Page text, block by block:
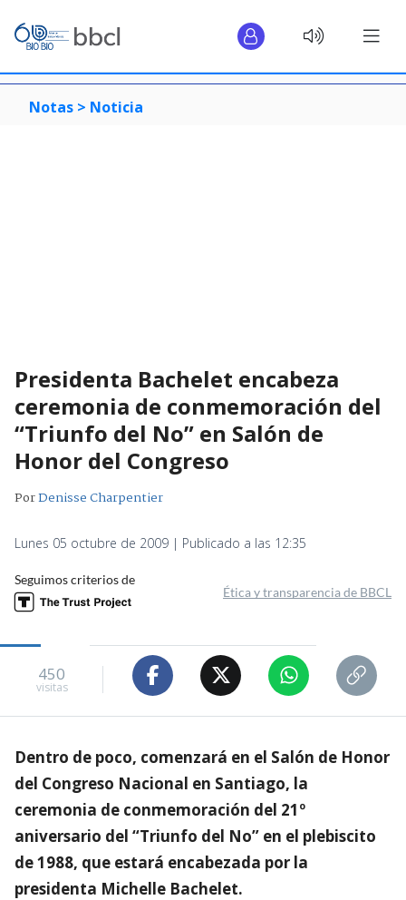
Notas > Noticia
Presidenta Bachelet encabeza
ceremonia de conmemoración del
“Triunfo del No” en Salón de
Honor del Congreso
PorDenisse Charpentier
Lunes 05 octubre de 2009 | Publicado a las 12:35
Seguimos criterios de
Ética y transparencia de BBCL
450
visitas
Dentro de poco, comenzará en el Salón de Honor
del Congreso Nacional en Santiago, la
ceremonia de conmemoración del 21º
aniversario del “Triunfo del No” en el plebiscito
de 1988, que estará encabezada por la
presidenta Michelle Bachelet.